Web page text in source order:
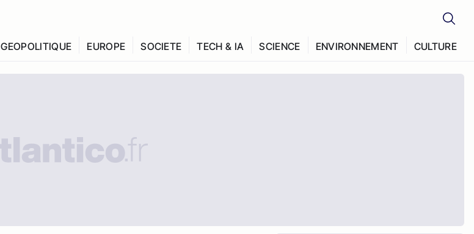
GEOPOLITIQUE EUROPE SOCIETE TECH & IA SCIENCE ENVIRONNEMENT CULTURE